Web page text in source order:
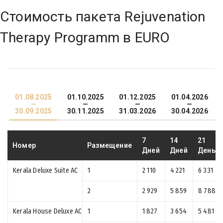
Стоимость пакета Rejuvenation
Therapy Programm в EURO
01.08.2025
—
30.09.2025
01.10.2025
—
30.11.2025
01.12.2025
—
31.03.2026
01.04.2026
—
30.04.2026
Номер Размещение
7
Дней
14
Дней
21
День
Kerala Deluxe Suite AC 1 2 110 4 221 6 331
2 2 929 5 859 8 788
Kerala House Deluxe AC 1 1 827 3 654 5 481